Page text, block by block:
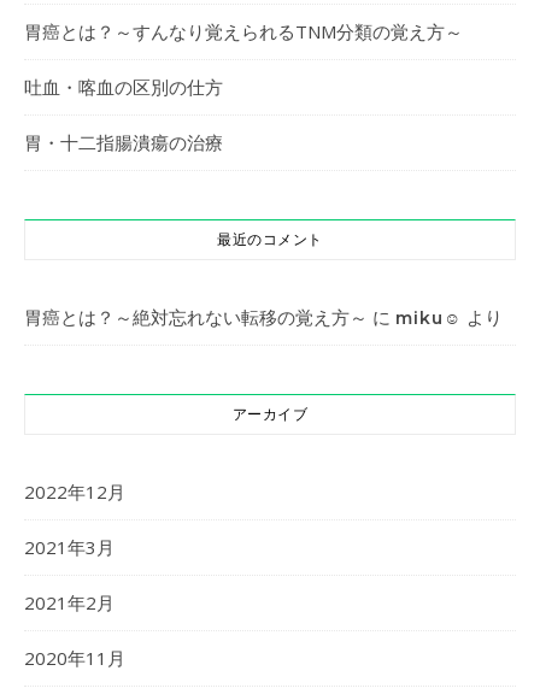
胃癌とは？～すんなり覚えられるTNM分類の覚え方～
吐血・喀血の区別の仕方
胃・十二指腸潰瘍の治療
最近のコメント
胃癌とは？～絶対忘れない転移の覚え方～ に miku︎︎☺︎ より
アーカイブ
2022年12月
2021年3月
2021年2月
2020年11月